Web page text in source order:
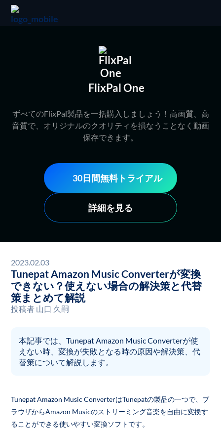
FlixPal One
ずべてのFlixPal製品を一括購入しましょう！高画質、高
音質で、オリジナルのクオリティを損なうことなく動画
保存できます。
30日間無料トライアル
詳細を見る
2023.02.03
Tunepat Amazon Music Converterが変換
できない？使えない場合の解決策と代替
策まとめて解説
投稿者 山口 久嗣
本記事では、Tunepat Amazon Music Converterが使
えない時、変換が失敗となる時の原因や解決策、代
替策について解説します。
Tunepat Amazon Music ConverterはTunepatの製品の一つで、ブ
ラウザからAmazon Musicのストリーミング音楽を自由に変換す
ることができる使いやすい変換ソフトです。